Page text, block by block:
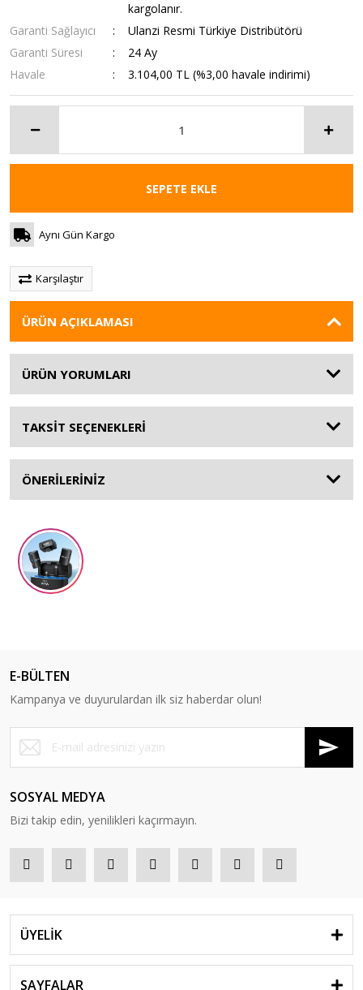
kargolanır.
Garanti Sağlayıcı
Ulanzi Resmi Türkiye Distribütörü
Garanti Süresi
24 Ay
Havale
3.104,00 TL (%3,00 havale indirimi)
SEPETE EKLE
Aynı Gün Kargo
Karşılaştır
ÜRÜN AÇIKLAMASI
ÜRÜN YORUMLARI
TAKSİT SEÇENEKLERİ
ÖNERİLERİNİZ
E-BÜLTEN
Kampanya ve duyurulardan ilk siz haberdar olun!
SOSYAL MEDYA
Bizi takip edin, yenilikleri kaçırmayın.
ÜYELİK
SAYFALAR